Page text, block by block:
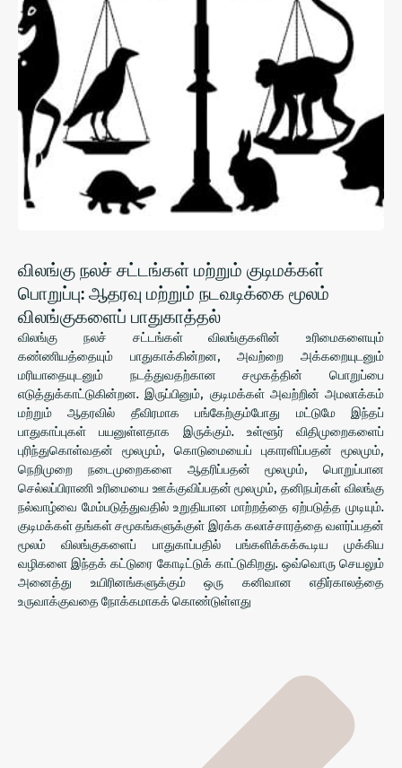
விலங்கு நலச் சட்டங்கள் மற்றும் குடிமக்கள்
பொறுப்பு: ஆதரவு மற்றும் நடவடிக்கை மூலம்
விலங்குகளைப் பாதுகாத்தல்
விலங்கு நலச் சட்டங்கள் விலங்குகளின் உரிமைகளையும்
கண்ணியத்தையும் பாதுகாக்கின்றன, அவற்றை அக்கறையுடனும்
மரியாதையுடனும் நடத்துவதற்கான சமூகத்தின் பொறுப்பை
எடுத்துக்காட்டுகின்றன. இருப்பினும், குடிமக்கள் அவற்றின் அமலாக்கம்
மற்றும் ஆதரவில் தீவிரமாக பங்கேற்கும்போது மட்டுமே இந்தப்
பாதுகாப்புகள் பயனுள்ளதாக இருக்கும். உள்ளூர் விதிமுறைகளைப்
புரிந்துகொள்வதன் மூலமும், கொடுமையைப் புகாரளிப்பதன் மூலமும்,
நெறிமுறை நடைமுறைகளை ஆதரிப்பதன் மூலமும், பொறுப்பான
செல்லப்பிராணி உரிமையை ஊக்குவிப்பதன் மூலமும், தனிநபர்கள் விலங்கு
நல்வாழ்வை மேம்படுத்துவதில் உறுதியான மாற்றத்தை ஏற்படுத்த முடியும்.
குடிமக்கள் தங்கள் சமூகங்களுக்குள் இரக்க கலாச்சாரத்தை வளர்ப்பதன்
மூலம் விலங்குகளைப் பாதுகாப்பதில் பங்களிக்கக்கூடிய முக்கிய
வழிகளை இந்தக் கட்டுரை கோடிட்டுக் காட்டுகிறது. ஒவ்வொரு செயலும்
அனைத்து உயிரினங்களுக்கும் ஒரு கனிவான எதிர்காலத்தை
உருவாக்குவதை நோக்கமாகக் கொண்டுள்ளது